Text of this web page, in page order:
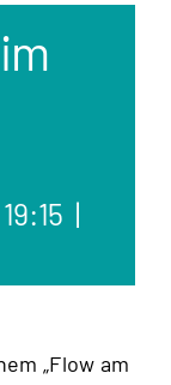
19:15 |
„Flow am